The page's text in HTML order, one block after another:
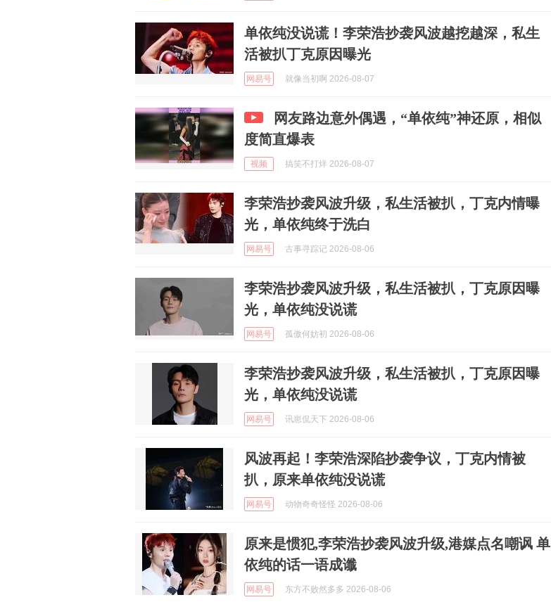
单依纯没说谎！李荣浩抄袭风波越挖越深，私生
活被扒丁克原因曝光
网易号 就像当初啊 2026-08-07
网友路边意外偶遇，“单依纯”神还原，相似
度简直爆表
视频 搞笑不打烊 2026-08-07
李荣浩抄袭风波升级，私生活被扒，丁克内情曝
光，单依纯终于洗白
网易号 古事寻踪记 2026-08-06
李荣浩抄袭风波升级，私生活被扒，丁克原因曝
光，单依纯没说谎
网易号 孤傲何妨初 2026-08-06
李荣浩抄袭风波升级，私生活被扒，丁克原因曝
光，单依纯没说谎
网易号 讯崽侃天下 2026-08-06
风波再起！李荣浩深陷抄袭争议，丁克内情被
扒，原来单依纯没说谎
网易号 动物奇奇怪怪 2026-08-06
原来是惯犯,李荣浩抄袭风波升级,港媒点名嘲讽 单
依纯的话一语成谶
网易号 东方不败然多多 2026-08-06